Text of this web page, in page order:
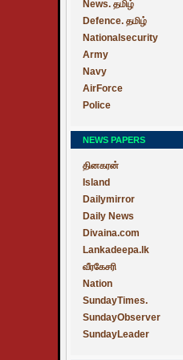
News. தமிழ்
Defence. தமிழ்
Nationalsecurity
Army
Navy
AirForce
Police
NEWS PAPERS
தினகரன்
Island
Dailymirror
Daily News
Divaina.com
Lankadeepa.lk
வீரகேசரி
Nation
SundayTimes.
SundayObserver
SundayLeader